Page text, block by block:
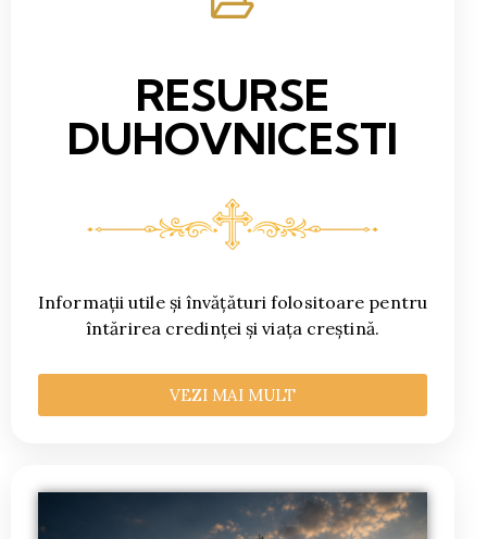
RESURSE
DUHOVNICESTI
Informații utile și învățături folositoare pentru
întărirea credinței și viața creștină.
VEZI MAI MULT